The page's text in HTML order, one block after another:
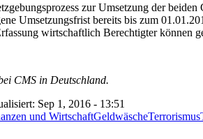
zur Umsetzung der
Umsetzungsfrist bereits bis zum
wirtschaftlich Berechtigter können
CMS in Deutschland.
Sep 1, 2016 - 13:51
und WirtschaftGeldwäscheTerrorismus